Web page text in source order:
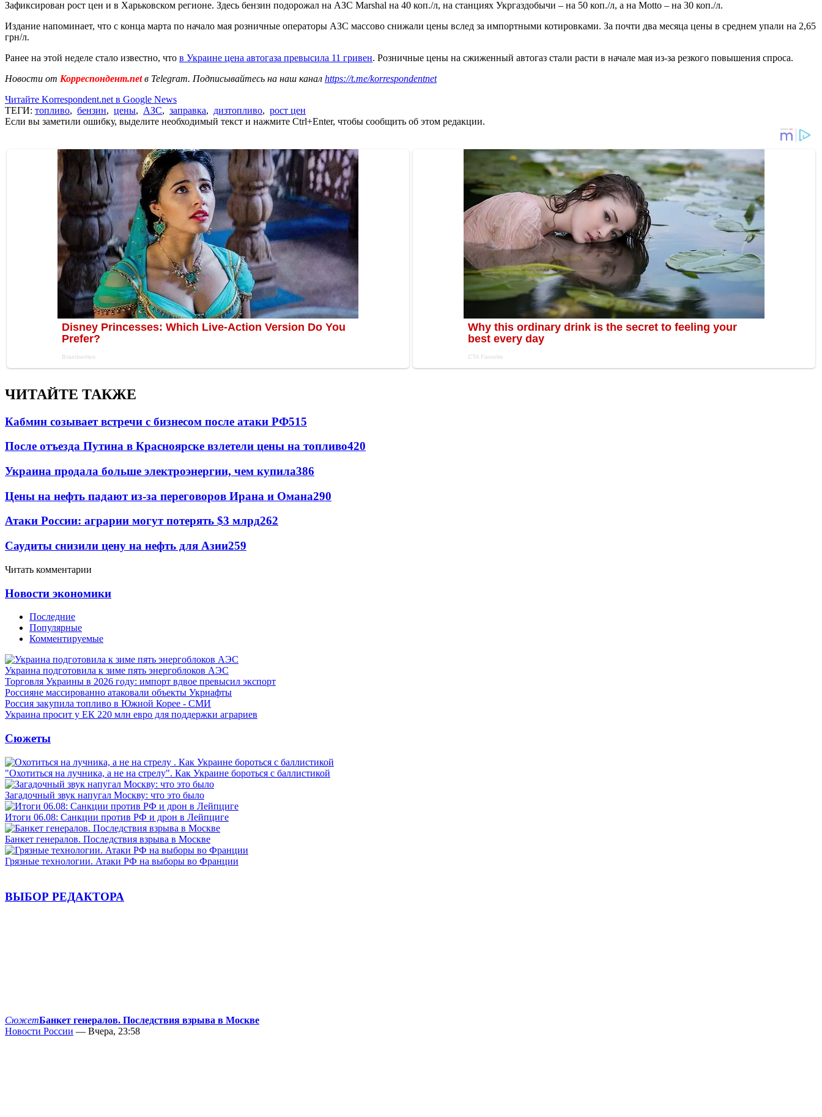
Зафиксирован рост цен и в Харьковском регионе. Здесь бензин подорожал на АЗС Marshal на 40 коп./л, на станциях Укргаздобычи – на 50 коп./л, а на Motto – на 30 коп./л.
Издание напоминает, что с конца марта по начало мая розничные операторы АЗС массово снижали цены вслед за импортными котировками. За почти два месяца цены в среднем упали на 2,65
грн/л.
Ранее на этой неделе стало известно, что в Украине цена автогаза превысила 11 гривен. Розничные цены на сжиженный автогаз стали расти в начале мая из-за резкого повышения спроса.
Новости от Корреспондент.netв Telegram. Подписывайтесь на наш канал https://t.me/korrespondentnet
Читайте Korrespondent.net в Google News
ТЕГИ: топливо, бензин, цены, АЗС, заправка, дизтопливо, рост цен
Если вы заметили ошибку, выделите необходимый текст и нажмите Ctrl+Enter, чтобы сообщить об этом редакции.
ЧИТАЙТЕ ТАКЖЕ
Кабмин созывает встречи с бизнесом после атаки РФ515
После отъезда Путина в Красноярске взлетели цены на топливо420
Украина продала больше электроэнергии, чем купила386
Цены на нефть падают из-за переговоров Ирана и Омана290
Атаки России: аграрии могут потерять $3 млрд262
Саудиты снизили цену на нефть для Азии259
Читать комментарии
Новости экономики
Последние
Популярные
Комментируемые
Украина подготовила к зиме пять энергоблоков АЭС
Торговля Украины в 2026 году: импорт вдвое превысил экспорт
Россияне массированно атаковали объекты Укрнафты
Россия закупила топливо в Южной Корее - СМИ
Украина просит у ЕК 220 млн евро для поддержки аграриев
Сюжеты
"Охотиться на лучника, а не на стрелу". Как Украине бороться с баллистикой
Загадочный звук напугал Москву: что это было
Итоги 06.08: Санкции против РФ и дрон в Лейпциге
Банкет генералов. Последствия взрыва в Москве
Грязные технологии. Атаки РФ на выборы во Франции
ВЫБОР РЕДАКТОРА
СюжетБанкет генералов. Последствия взрыва в Москве
Новости России — Вчера, 23:58